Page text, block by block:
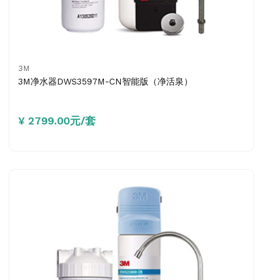
3M
3M净水器DWS3597M-CN智能版（净活泉）
¥ 2799.00元/套